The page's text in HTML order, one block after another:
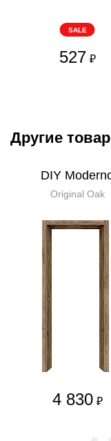
SALE
527 ₽
Другие
DIY
Original Oak
4 830 ₽